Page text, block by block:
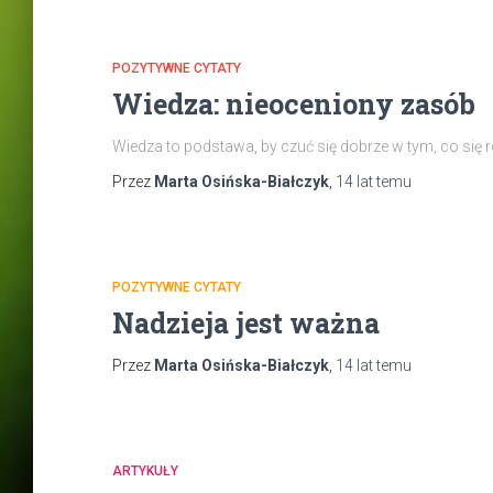
POZYTYWNE CYTATY
Wiedza: nieoceniony zasób
Wiedza to podstawa, by czuć się dobrze w tym, co się
Przez Marta Osińska-Białczyk, 14 lattemu
POZYTYWNE CYTATY
Nadzieja jest ważna
Przez Marta Osińska-Białczyk, 14 lattemu
ARTYKUŁY